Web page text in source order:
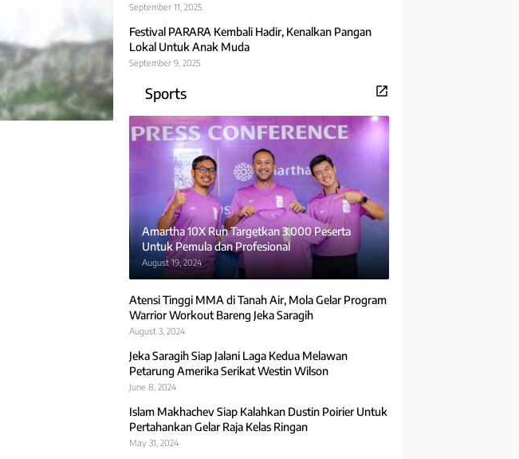
September 11, 2025
Festival PARARA Kembali Hadir, Kenalkan Pangan
Lokal Untuk Anak Muda
September 9, 2025
Sports
Amartha 10X Run Targetkan 3.000 Peserta
Untuk Pemula dan Profesional
August 19, 2024
Atensi Tinggi MMA di Tanah Air, Mola Gelar Program
Warrior Workout Bareng Jeka Saragih
August 3, 2024
Jeka Saragih Siap Jalani Laga Kedua Melawan
Petarung Amerika Serikat Westin Wilson
June 8, 2024
Islam Makhachev Siap Kalahkan Dustin Poirier Untuk
Pertahankan Gelar Raja Kelas Ringan
May 31, 2024